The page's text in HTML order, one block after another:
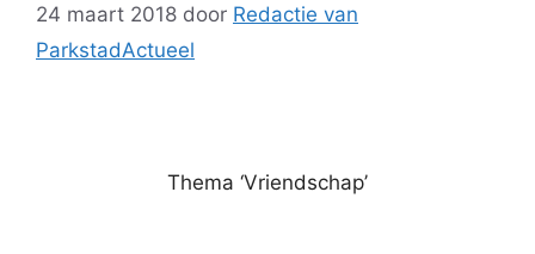
24 maart 2018 door Redactie van
ParkstadActueel
Thema ‘Vriendschap’